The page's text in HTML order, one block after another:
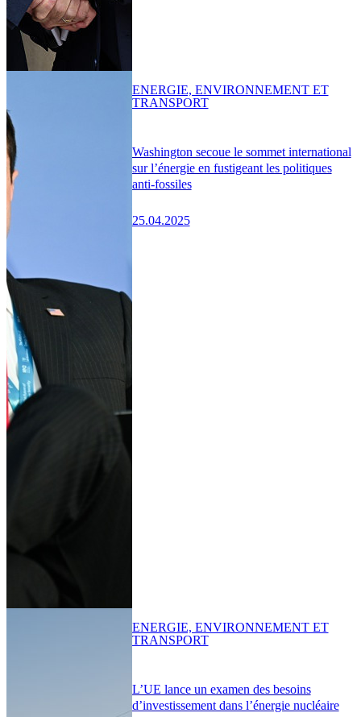
Washington secoue le sommet international
sur l’énergie en fustigeant les politiques
anti-fossiles
25.04.2025
ENERGIE, ENVIRONNEMENT ET
TRANSPORT
L’UE lance un examen des besoins
d’investissement dans l’énergie nucléaire
ENERGIE, ENVIRONNEMENT ET
TRANSPORT